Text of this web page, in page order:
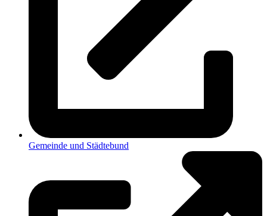
Gemeinde und Städtebund